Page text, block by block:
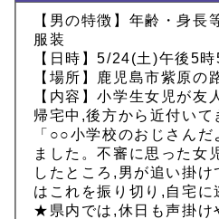
【男の特徴】年齢・身長
服装
【日時】5/24(土)午後5
【場所】鹿児島市紫原の
【内容】小学生女児が友
帰宅中,後方から近付いて
「○○小学校のおじさん
ました。不審に思った女
したところ,男が追い掛
はこれを振り切り,自宅に
★県内では,休日も声掛け